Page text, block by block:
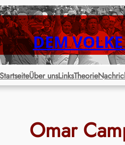
DEM
StartseiteÜber unsLinksTheorie
Omar